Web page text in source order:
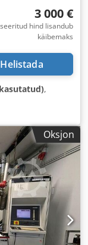
3 000 €
hind lisandub
käibemaks
Helistada
,
Oksjon